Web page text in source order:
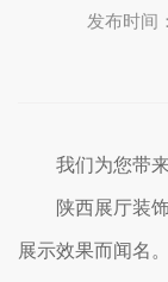
发布时间
我们为您带
陕西展厅装
展示效果而闻名